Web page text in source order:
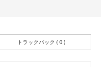
トラックバック ( 0 )